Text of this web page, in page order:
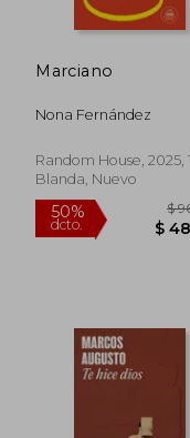
10%
Rápido
Marciano
Nona Fernández
Random House, 2025,
Blanda, Nuevo